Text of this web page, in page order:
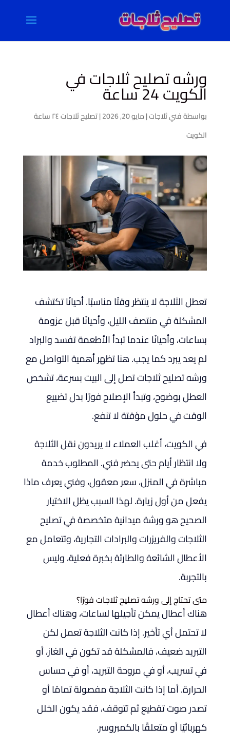
ورشه تصليح ثلاجات في
الكويت 24 ساعة
بواسطةفني ثلاجات|مايو 20, 2026 |
تصليح ثلاجات ٢٤ ساعة
الكويت
تعطل الثلاجة لا ينتظر وقتًا مناسبًا. أحيانًا تكتشف
المشكلة في منتصف الليل، وأحيانًا قبل عزومة
بساعات، وأحيانًا عندما تبدأ الأطعمة تفسد والبراد
لم يعد يبرد كما يجب. هنا تظهر أهمية التواصل مع
ورشه تصليح ثلاجات تصل إلى البيت بسرعة، تشخص
العطل بوضوح، وتبدأ الإصلاح فورًا بدل تضييع
الوقت في حلول مؤقتة لا تنفع.
في الكويت، أغلب العملاء لا يريدون نقل الثلاجة
ولا انتظار أيام حتى يحضر فني. المطلوب خدمة
مباشرة في المنزل، سعر معقول، وفني يعرف ماذا
يفعل من أول زيارة. لهذا السبب يظل الاختيار
الصحيح هو ورشة ميدانية متخصصة في تصليح
الثلاجات والفريزرات والبرادات التجارية، وتتعامل مع
الأعطال الشائعة والطارئة بخبرة فعلية، وليس
بالتجربة.
متى تحتاج إلى ورشه تصليح ثلاجات فورًا؟
هناك أعطال يمكن تأجيلها لساعات، وهناك أعطال
لا تحتمل أي تأخير. إذا كانت الثلاجة تعمل لكن
التبريد ضعيف، فالمشكلة قد تكون في الغاز، أو
في تسريب، أو في مروحة التبريد، أو في حساس
الحرارة. أما إذا كانت الثلاجة مفصولة تمامًا أو
تصدر صوت تقطيع ثم تتوقف، فقد يكون الخلل
كهربائيًا أو متعلقًا بالكمبروسر.